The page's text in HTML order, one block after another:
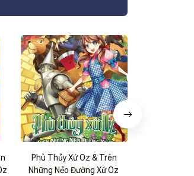
Phù Thủy Xứ Oz & Trên
Những Nẻo Đường Xứ Oz